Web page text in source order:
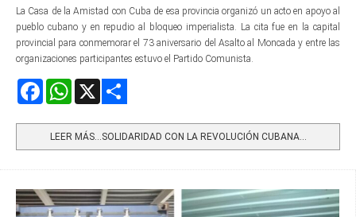
La Casa de la Amistad con Cuba de esa provincia organizó un acto en apoyo al
pueblo cubano y en repudio al bloqueo imperialista. La cita fue en la capital
provincial para conmemorar el 73 aniversario del Asalto al Moncada y entre las
organizaciones participantes estuvo el Partido Comunista.
FacebookWhatsApp
LEER MÁS…SOLIDARIDAD CON LA REVOLUCIÓN CUBANA...